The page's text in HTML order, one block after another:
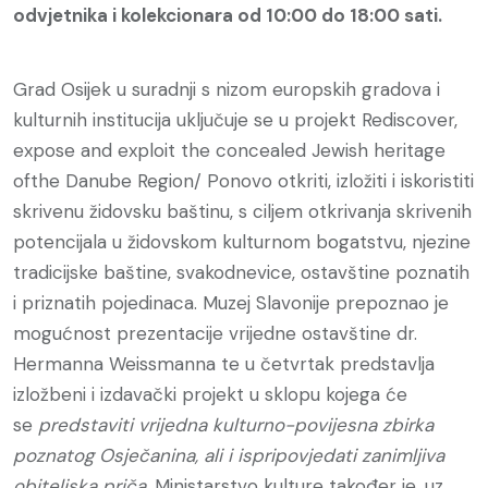
odvjetnika i kolekcionara od 10:00 do 18:00 sati.
Grad Osijek u suradnji s nizom europskih gradova i
kulturnih institucija uključuje se u projekt Rediscover,
expose and exploit the concealed Jewish heritage
ofthe Danube Region/ Ponovo otkriti, izložiti i iskoristiti
skrivenu židovsku baštinu, s ciljem otkrivanja skrivenih
potencijala u židovskom kulturnom bogatstvu, njezine
tradicijske baštine, svakodnevice, ostavštine poznatih
i priznatih pojedinaca. Muzej Slavonije prepoznao je
mogućnost prezentacije vrijedne ostavštine dr.
Hermanna Weissmanna te u četvrtak predstavlja
izložbeni i izdavački projekt u sklopu kojega će
se predstaviti vrijedna kulturno-povijesna zbirka
poznatog Osječanina, ali i ispripovjedati zanimljiva